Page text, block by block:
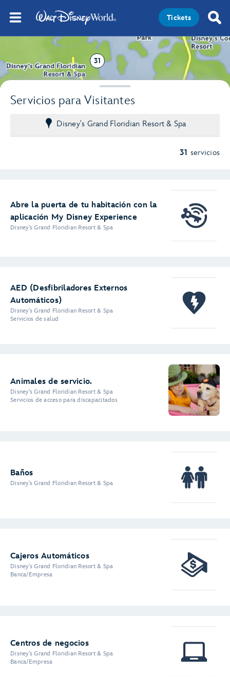
Tickets
Servicios para Visitantes
Disney's Grand Floridian Resort & Spa
31 servicios
Abre la puerta de tu habitación con la
aplicación My Disney Experience
Disney's Grand Floridian Resort & Spa
AED (Desfibriladores Externos
Automáticos)
Disney's Grand Floridian Resort & Spa
Servicios de salud
Animales de servicio.
Disney's Grand Floridian Resort & Spa
Servicios de acceso para discapacitados
Baños
Disney's Grand Floridian Resort & Spa
Cajeros Automáticos
Disney's Grand Floridian Resort & Spa
Banca/Empresa
Centros de negocios
Disney's Grand Floridian Resort & Spa
Banca/Empresa
31